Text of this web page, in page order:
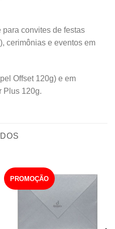
convites de festas
cerimônias e eventos em
Offset 120g) e em
Plus 120g.
PROMOÇÃO